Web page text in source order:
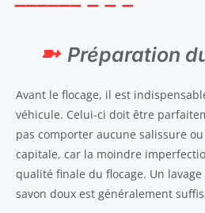
Préparation
Avant le flocage, il est
véhicule. Celui-ci doit être
pas comporter aucune salissure
capitale, car la moindre
qualité finale du flocage. Un lavage
savon doux est généralement